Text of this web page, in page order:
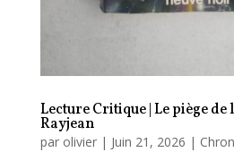
Lecture Critique | Le piège de
Rayjean
par olivier| Juin 21, 2026 |